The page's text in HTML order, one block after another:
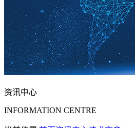
资讯中心
INFORMATION CENTRE